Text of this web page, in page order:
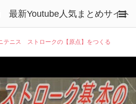
最新Youtube人気まとめサイト
テニス ストロークの【原点】をつくる